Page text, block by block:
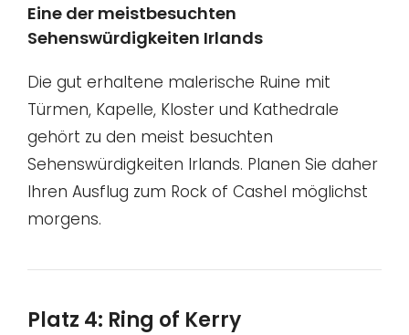
Eine der meistbesuchten
Sehenswürdigkeiten Irlands
Die gut erhaltene malerische Ruine mit
Türmen, Kapelle, Kloster und Kathedrale
gehört zu den meist besuchten
Sehenswürdigkeiten Irlands. Planen Sie daher
Ihren Ausflug zum Rock of Cashel möglichst
morgens.
Platz 4: Ring of Kerry